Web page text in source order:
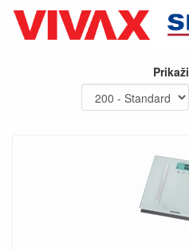
Prikaži